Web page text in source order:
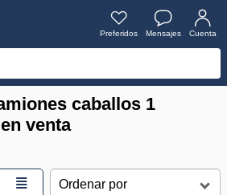
Preferidos Mensajes Cuenta
caballos 1
venta
≣